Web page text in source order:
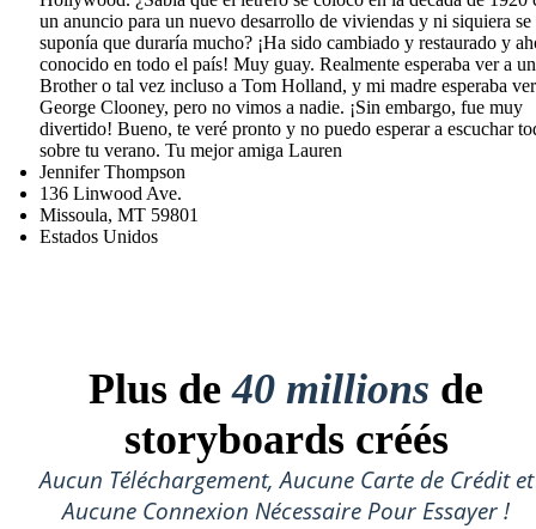
un anuncio para un nuevo desarrollo de viviendas y ni siquiera se
suponía que duraría mucho? ¡Ha sido cambiado y restaurado y
conocido en todo el país! Muy guay. Realmente esperaba ver a
Brother o tal vez incluso a Tom Holland, y mi madre esperaba
George Clooney, pero no vimos a nadie. ¡Sin embargo, fue muy
divertido! Bueno, te veré pronto y no puedo esperar a escuchar
sobre tu verano. Tu mejor amiga Lauren
Jennifer Thompson
136 Linwood Ave.
Missoula, MT 59801
Estados Unidos
Plus de40 millions de
storyboards créés
Aucun Téléchargement, Aucune Carte de Crédit et
Aucune Connexion Nécessaire Pour Essayer !